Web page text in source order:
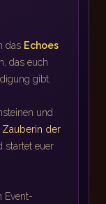
das Echoes
das euch
gibt.
und
Zauberin der
startet euer
Event-